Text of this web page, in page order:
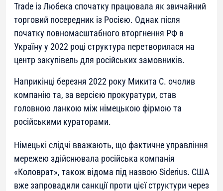
Trade із Любека спочатку працювала як звичайний
торговий посередник із Росією. Однак після
початку повномасштабного вторгнення РФ в
Україну у 2022 році структура перетворилася на
центр закупівель для російських замовників.
Наприкінці березня 2022 року Микита С. очолив
компанію та, за версією прокуратури, став
головною ланкою між німецькою фірмою та
російськими кураторами.
Німецькі слідчі вважають, що фактичне управління
мережею здійснювала російська компанія
«Коловрат», також відома під назвою Siderius. США
вже запровадили санкції проти цієї структури через